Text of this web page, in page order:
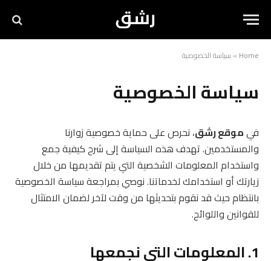
Home
» سياسة الخصوصية
سياسة الخصوصية
فيموقع رشق، نحرص على حماية خصوصية زوارنا
والمستخدمين. تهدف هذه السياسة إلى شرح كيفية جمع
واستخدام المعلومات الشخصية التي يتم تقديمها من خلال
زيارتك أو استخدامك لخدماتنا. نوصي بمراجعة سياسة الخصوصية
بانتظام حيث قد نقوم بتحديثها من وقت لآخر لضمان الامتثال
للقوانين واللوائح.
1. المعلومات التي نجمعها